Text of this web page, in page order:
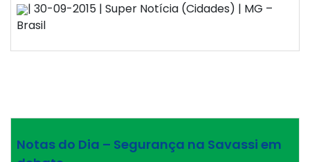
| 30-09-2015 | Super Notícia (Cidades) | MG –
Brasil
Notas do Dia – Segurança na Savassi em